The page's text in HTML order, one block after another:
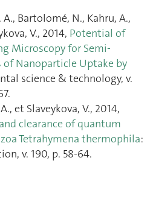
Bartolomé, N., Kahru, A.,
V., 2014, Potential of
Microscopy for Semi-
Nanoparticle Uptake by
science & technology, v.
et Slaveykova, V., 2014,
clearance of quantum
Tetrahymena thermophila:
v. 190, p. 58‑64.